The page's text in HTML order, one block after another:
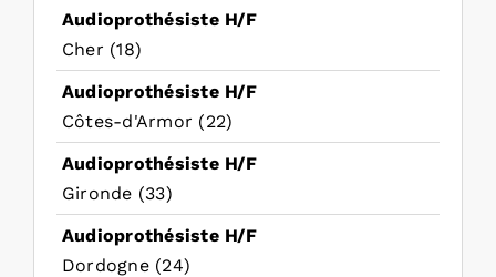
Audioprothésiste H/F
Cher (18)
Audioprothésiste H/F
Côtes-d'Armor (22)
Audioprothésiste H/F
Gironde (33)
Audioprothésiste H/F
Dordogne (24)